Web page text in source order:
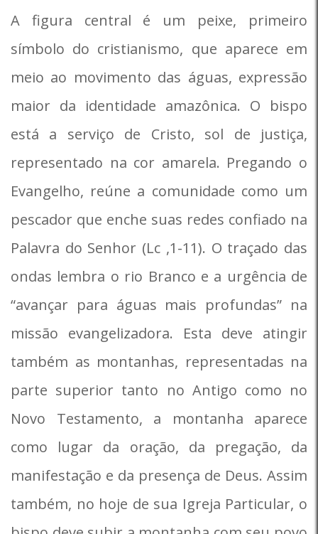
A figura central é um peixe, primeiro
símbolo do cristianismo, que aparece em
meio ao movimento das águas, expressão
maior da identidade amazônica. O bispo
está a serviço de Cristo, sol de justiça,
representado na cor amarela. Pregando o
Evangelho, reúne a comunidade como um
pescador que enche suas redes confiado na
Palavra do Senhor (Lc ,1-11). O traçado das
ondas lembra o rio Branco e a urgência de
“avançar para águas mais profundas” na
missão evangelizadora. Esta deve atingir
também as montanhas, representadas na
parte superior tanto no Antigo como no
Novo Testamento, a montanha aparece
como lugar da oração, da pregação, da
manifestação e da presença de Deus. Assim
também, no hoje de sua Igreja Particular, o